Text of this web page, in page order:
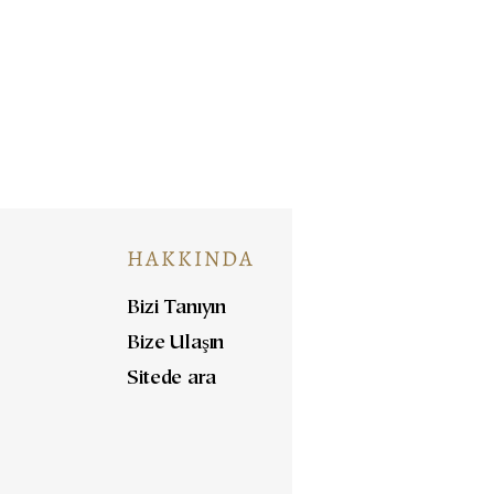
HAKKINDA
Bizi Tanıyın
Bize Ulaşın
Sitede ara